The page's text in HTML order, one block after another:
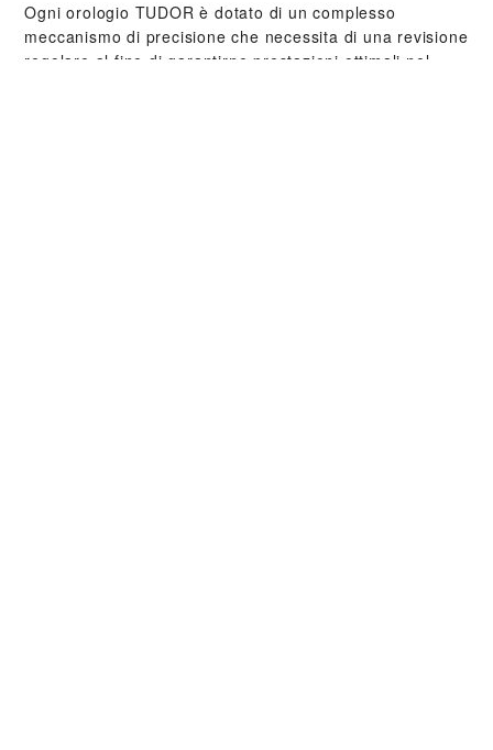
Ogni orologio TUDOR è dotato di un complesso
meccanismo di precisione che necessita di una revisione
regolare al fine di garantirne prestazioni ottimali nel